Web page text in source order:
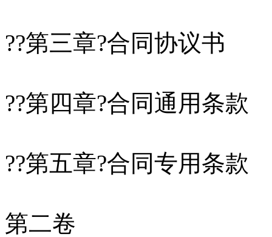
??第三章?合同协议书
??第四章?合同通用条款
??第五章?合同专用条款
第二卷